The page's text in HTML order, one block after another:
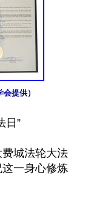
提供）
日”
城法轮大法
一身心修炼